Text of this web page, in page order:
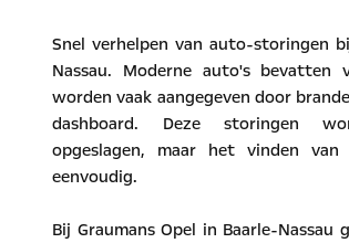
Snel verhelpen van auto-storingen
Nassau. Moderne auto's bevatten
worden vaak aangegeven door
dashboard. Deze storingen
opgeslagen, maar het vinden
eenvoudig.
Bij Graumans Opel in Baarle-Nassau